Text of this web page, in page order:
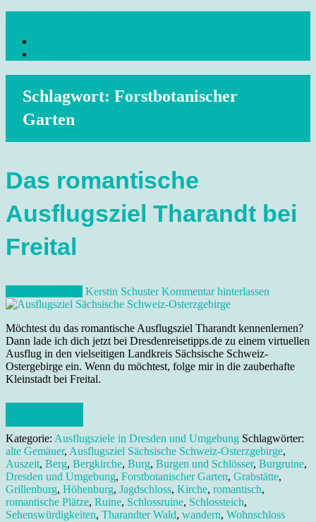
content
Reisetipps Dresden, Sehenswürdigkeiten, Ausflugsziele Sachsen,
Schlagwort: Forstbotanischer
Garten
Das romantische
Ausflugsziel Tharandt bei
Freital
Kerstin Schuster Kommentar hinterlassen
Möchtest du das romantische Ausflugsziel Tharandt kennenlernen?
Dann lade ich dich jetzt bei Dresdenreisetipps.de zu einem virtuellen
Ausflug in den vielseitigen Landkreis Sächsische Schweiz-
Ostergebirge ein. Wenn du möchtest, folge mir in die zauberhafte
Kleinstadt bei Freital.
Kategorie: Ausflugsziele in Dresden und Umgebung Schlagwörter:
alte Gemäuer, Ausflugsziel Sächsische Schweiz-Osterzgebirge,
Auszeit, Berg, Bergkirche, Burg, Burgen und Schlösser, Burgruine,
Dresden und Umgebung, Forstbotanischer Garten, Grabstätte,
Grillenburg, Höhenburg, Jagdschloss, Kirche, romantisch,
romantische Plätze, Ruine, Schlossruine, Schlossteich,
Sehenswürdigkeiten, Tharandter Wald, wandern, Wohnschloss